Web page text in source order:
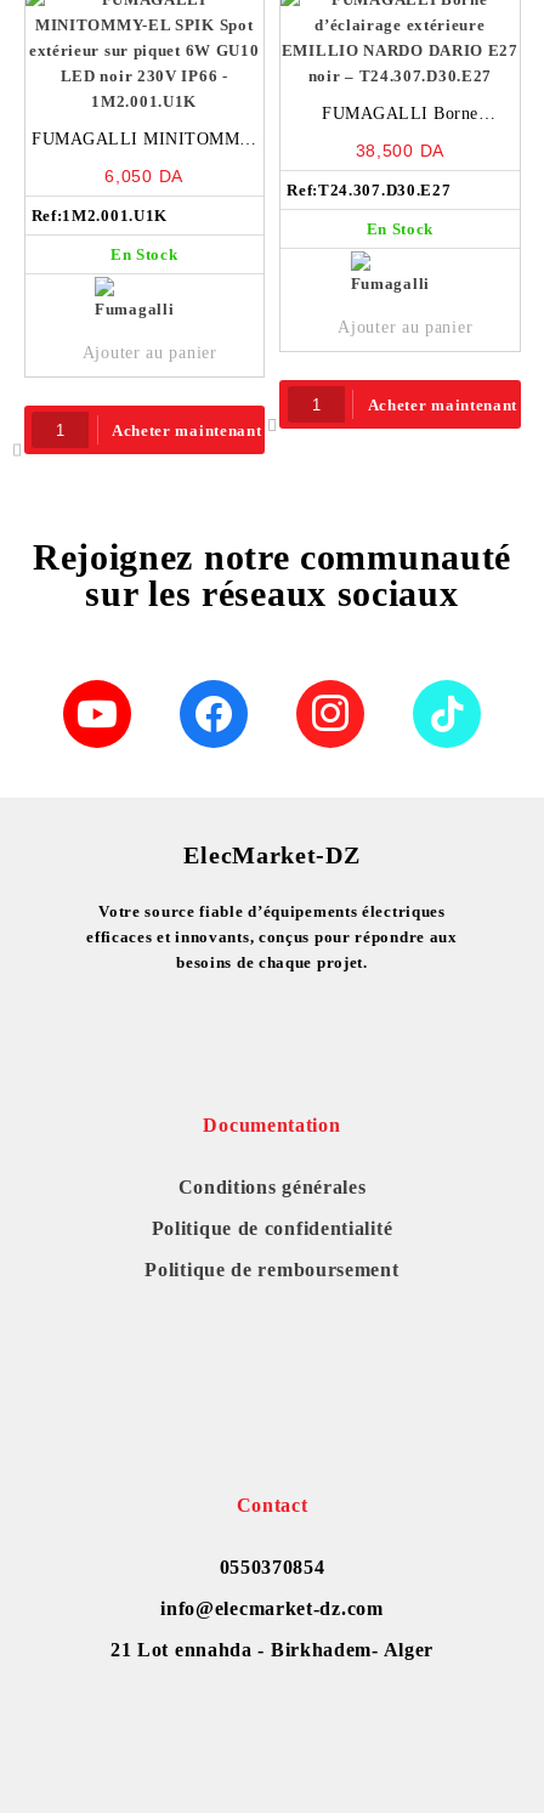
FUMAGALLI MINITOMMY-
piquet 6W GU10 LED noir
230V IP66 – 1M2.001.U1K
6,050 DA
Ref:1M2.001.U1K
En Stock
Ajouter au panier
Acheter maintenant
FUMAGALLI Borne
EMILLIO NARDO DARIO
E27 noir – T24.307.D30.E27
38,500 DA
Ref:T24.307.D30.E27
En Stock
Ajouter au panier
Acheter maintenant
Rejoignez notre communauté
sur les réseaux sociaux
ElecMarket-DZ
Votre source fiable d’équipements électriques
efficaces et innovants, conçus pour répondre aux
besoins de chaque projet.
Documentation
Conditions générales
Politique de confidentialité
Politique de remboursement
Contact
0550370854
info@elecmarket-dz.com
21 Lot ennahda - Birkhadem- Alger